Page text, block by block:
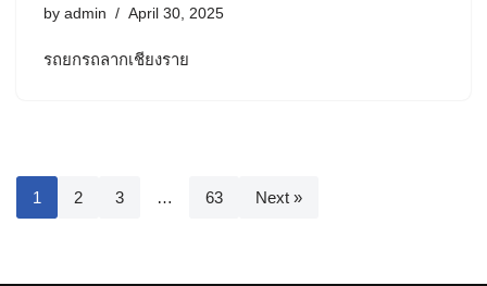
by admin April 30, 2025
รถยกรถลากเชียงราย
1 2 3 … 63 Next »